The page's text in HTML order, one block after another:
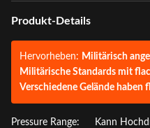
Produkt-Details
Hervorheben: Militärisch
Militärische Standards mit
Verschiedene Gelände haben
Pressure Range:
Kann